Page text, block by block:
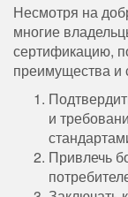
Несмотря на
многие
сертификацию,
преимущества и
и
Привлечь